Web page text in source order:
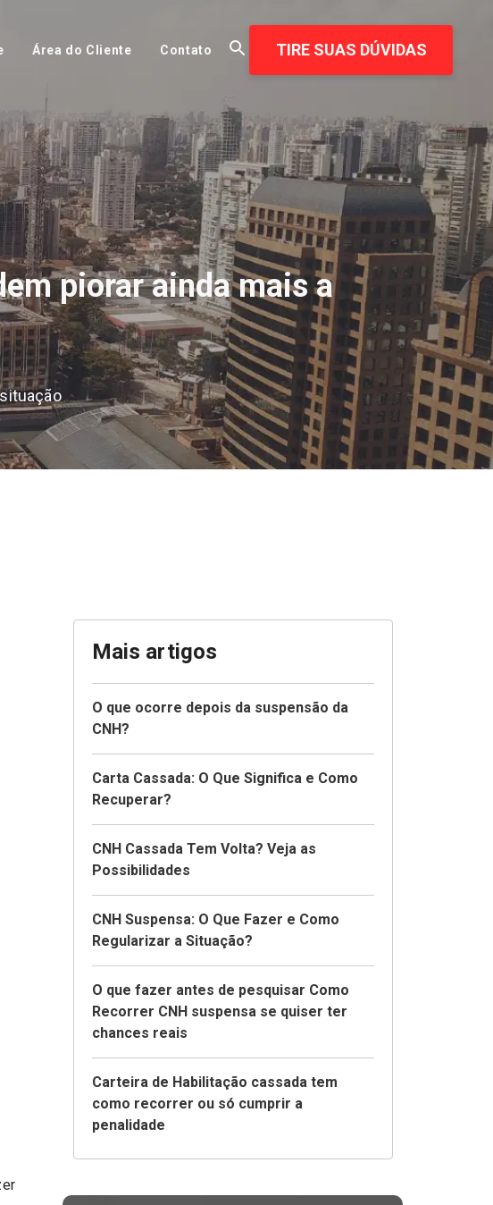
Área do Cliente Contato TIRE SUAS DÚVIDAS
piorar ainda mais a
Mais artigos
O que ocorre depois da suspensão da
CNH?
Carta Cassada: O Que Significa e Como
Recuperar?
CNH Cassada Tem Volta? Veja as
Possibilidades
CNH Suspensa: O Que Fazer e Como
Regularizar a Situação?
O que fazer antes de pesquisar Como
Recorrer CNH suspensa se quiser ter
chances reais
Carteira de Habilitação cassada tem
como recorrer ou só cumprir a
penalidade